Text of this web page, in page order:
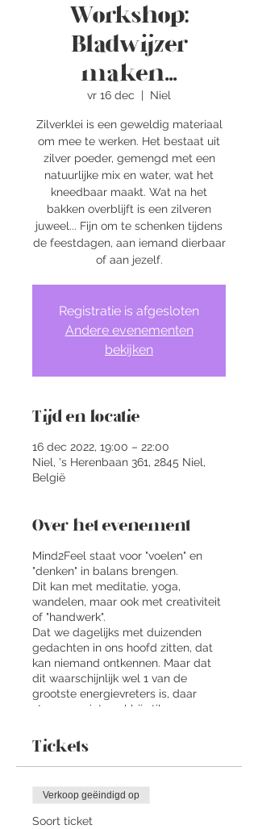
Workshop:
Bladwijzer
maken...
vr 16 dec
  |
Niel
Zilverklei is een geweldig materiaal
om mee te werken. Het bestaat uit
zilver poeder, gemengd met een
natuurlijke mix en water, wat het
kneedbaar maakt. Wat na het
bakken overblijft is een zilveren
juweel... Fijn om te schenken tijdens
de feestdagen, aan iemand dierbaar
of aan jezelf.
Registratie is afgesloten
Andere evenementen
bekijken
Tijd en locatie
16 dec 2022, 19:00 – 22:00
Niel, 's Herenbaan 361, 2845 Niel,
België
Over het evenement
Mind2Feel staat voor "voelen" en
"denken" in balans brengen.
Dit kan met meditatie, yoga,
wandelen, maar ook met creativiteit
of "handwerk".
Dat we dagelijks met duizenden
gedachten in ons hoofd zitten, dat
kan niemand ontkennen. Maar dat
dit waarschijnlijk wel 1 van de
grootste energievreters is, daar
staan we niet snel bij stil.
Af en toe moeten we die pauzeknop
indrukken en bewust met onze
Want de keuzes die we maken in
ons leven worden bepaald door
onze gedachten. Gedachten
Tickets
Verkoop geëindigd op
Soort ticket